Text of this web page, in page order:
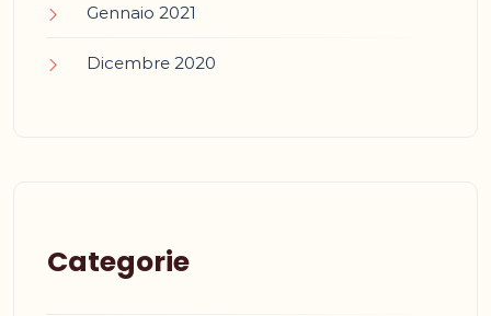
Gennaio 2021
Dicembre 2020
Categorie